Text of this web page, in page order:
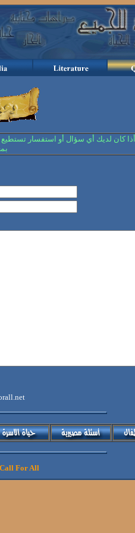
أذا كان لديك أي سؤال أو استفسار
For All